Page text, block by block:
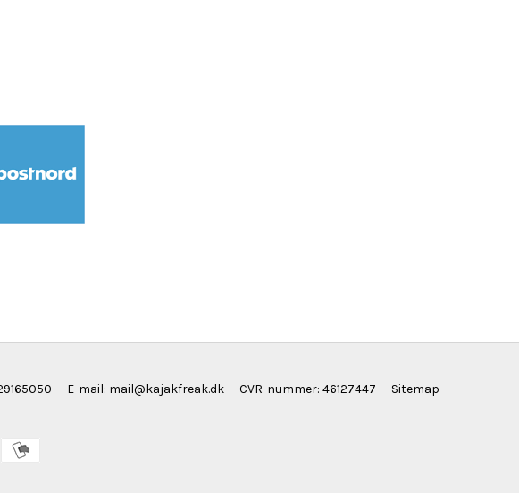
E-mail: mail@kajakfreak.dk CVR-nummer: 46127447
Sitemap